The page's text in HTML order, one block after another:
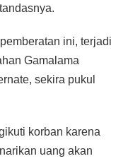
ini, terjadi
Gamalama
sekira pukul
korban karena
uang akan